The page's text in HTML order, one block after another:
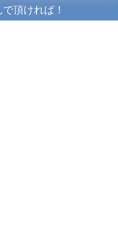
頂ければ！